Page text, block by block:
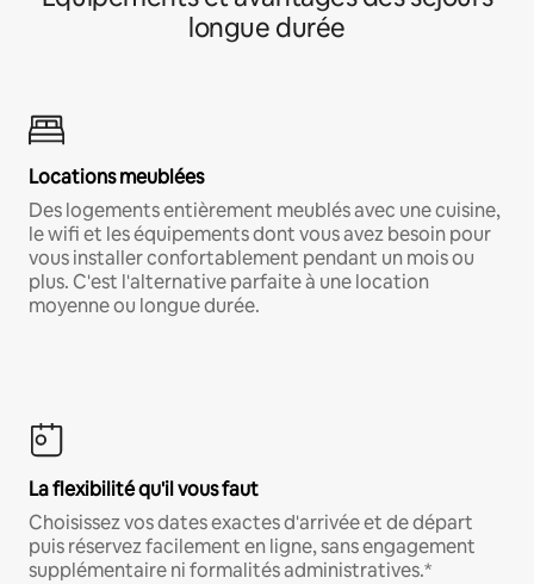
longue durée
Locations meublées
Des logements entièrement meublés avec une cuisine,
le wifi et les équipements dont vous avez besoin pour
vous installer confortablement pendant un mois ou
plus. C'est l'alternative parfaite à une location
moyenne ou longue durée.
La flexibilité qu'il vous faut
Choisissez vos dates exactes d'arrivée et de départ
puis réservez facilement en ligne, sans engagement
supplémentaire ni formalités administratives.*